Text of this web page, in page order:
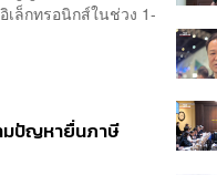
เล็กทรอนิกส์ในช่วง 1-
มปัญหายื่นภาษี